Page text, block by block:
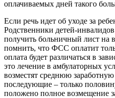
оплачиваемых дней такого
Если речь идет об уходе за
Родственники детей-
получить больничный лист на
помнить, что ФСС оплатит
оплата будет различаться в
это лечение в амбулаторных
возместят среднюю
последующие – только
положено полное возмещение